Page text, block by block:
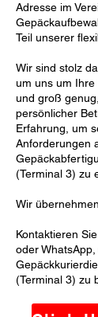
Adresse im
Teil unserer
Wir sind stolz
um uns um Ihre
und groß
persönlicher
Erfahrung, um
Anforderungen
(Terminal 3) zu
Wir
Kontaktieren
oder
(Terminal 3) zu